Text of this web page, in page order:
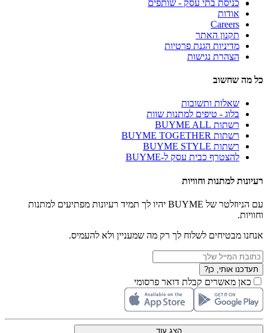
כניסת בתי עסק - שותפים
אודות
Careers
תקנון האתר
מדיניות הגנת פרטיות
הצהרת נגישות
כל מה שחשוב
שאלות ותשובות
בלוג - טיפים למתנות שוות
רשתות BUYME ALL
רשתות BUYME TOGETHER
רשתות BUYME STYLE
להצטרף כבית עסק ל-BUYME
רעיונות למתנות וחוויות
עם הניוזלטר של BUYME יהיו לך תמיד רעיונות מפתיעים למתנות
וחוויות.
אנחנו מבטיחים לשלוח לך רק מה שמעניין ולא להעמיס.
תעדכנו אותי, כן?
כאן מאשרים קבלת דואר פרסומי
הצג עוד